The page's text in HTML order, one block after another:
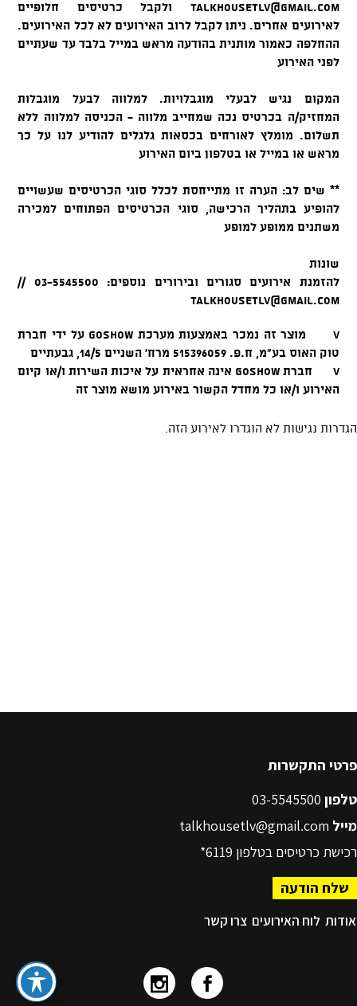
פרטי התקשרות
טלפון
מייל talkhousetlv@gmail.com
רכישת כרטיסים בטלפון 6119*
שלח הודעה
אודות לוח האירועים צרו קשר